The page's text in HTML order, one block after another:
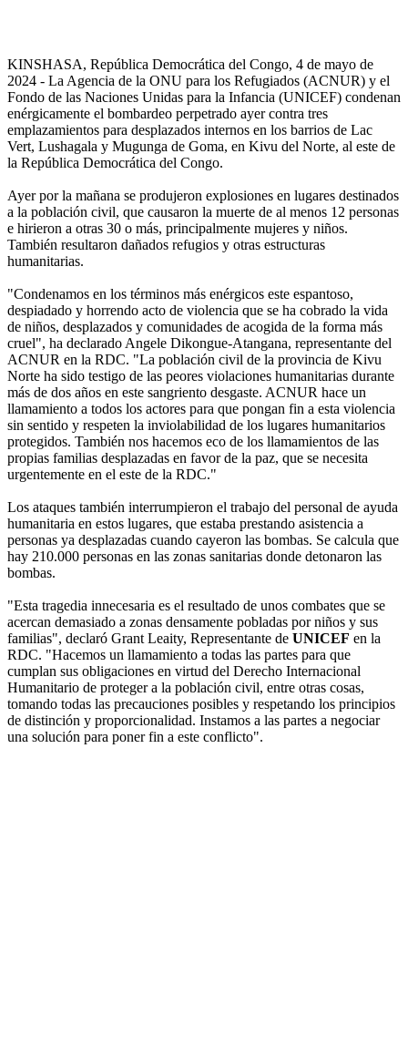
KINSHASA, República Democrática del Congo, 4 de mayo de
2024 - La Agencia de la ONU para los Refugiados (ACNUR) y el
Fondo de las Naciones Unidas para la Infancia (UNICEF) condenan
enérgicamente el bombardeo perpetrado ayer contra tres
emplazamientos para desplazados internos en los barrios de Lac
Vert, Lushagala y Mugunga de Goma, en Kivu del Norte, al este de
la República Democrática del Congo.
Ayer por la mañana se produjeron explosiones en lugares destinados
a la población civil, que causaron la muerte de al menos 12 personas
e hirieron a otras 30 o más, principalmente mujeres y niños.
También resultaron dañados refugios y otras estructuras
humanitarias.
"Condenamos en los términos más enérgicos este espantoso,
despiadado y horrendo acto de violencia que se ha cobrado la vida
de niños, desplazados y comunidades de acogida de la forma más
cruel", ha declarado Angele Dikongue-Atangana, representante del
ACNUR en la RDC. "La población civil de la provincia de Kivu
Norte ha sido testigo de las peores violaciones humanitarias durante
más de dos años en este sangriento desgaste. ACNUR hace un
llamamiento a todos los actores para que pongan fin a esta violencia
sin sentido y respeten la inviolabilidad de los lugares humanitarios
protegidos. También nos hacemos eco de los llamamientos de las
propias familias desplazadas en favor de la paz, que se necesita
urgentemente en el este de la RDC."
Los ataques también interrumpieron el trabajo del personal de ayuda
humanitaria en estos lugares, que estaba prestando asistencia a
personas ya desplazadas cuando cayeron las bombas. Se calcula que
hay 210.000 personas en las zonas sanitarias donde detonaron las
bombas.
"Esta tragedia innecesaria es el resultado de unos combates que se
acercan demasiado a zonas densamente pobladas por niños y sus
familias", declaró Grant Leaity, Representante de UNICEF en la
RDC. "Hacemos un llamamiento a todas las partes para que
cumplan sus obligaciones en virtud del Derecho Internacional
Humanitario de proteger a la población civil, entre otras cosas,
tomando todas las precauciones posibles y respetando los principios
de distinción y proporcionalidad. Instamos a las partes a negociar
una solución para poner fin a este conflicto".